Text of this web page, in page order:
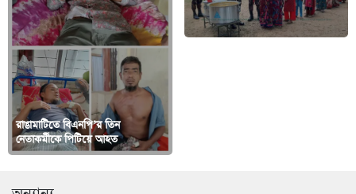
রাঙামাটিতে বিএনপি’র তিন
নেতাকর্মীকে পিটিয়ে আহত